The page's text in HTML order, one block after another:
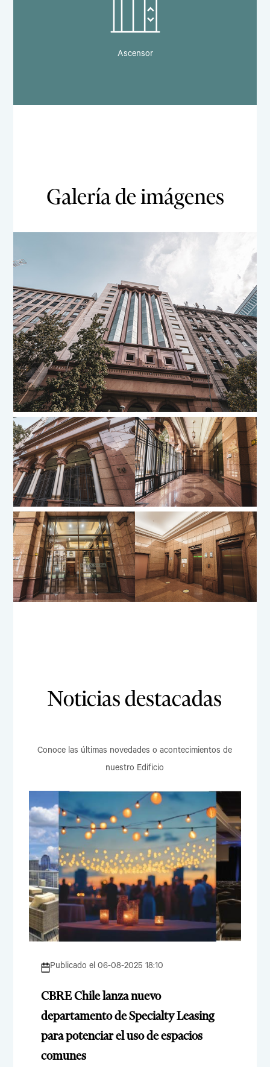
Ascensor
Galería de imágenes
Noticias destacadas
Conoce las últimas novedades o acontecimientos de
nuestro Edificio
Publicado el 06-08-2025 18:10
CBRE Chile lanza nuevo
departamento de Specialty Leasing
para potenciar el uso de espacios
comunes